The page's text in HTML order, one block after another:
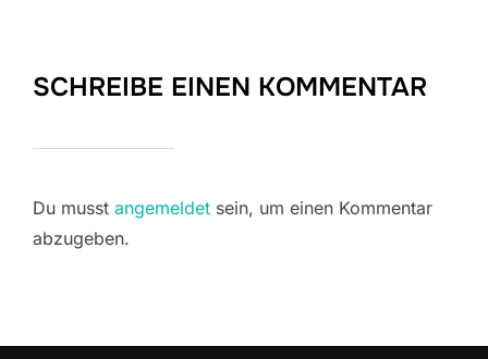
SCHREIBE EINEN KOMMENTAR
Du musst angemeldet sein, um einen Kommentar
abzugeben.